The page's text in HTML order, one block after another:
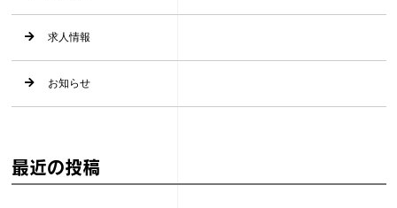
求人情報
お知らせ
最近の投稿